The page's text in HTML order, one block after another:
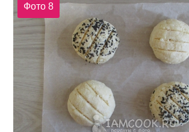
Фото 8